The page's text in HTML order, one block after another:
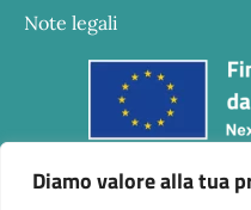
Diamo valore alla tua
Note legali